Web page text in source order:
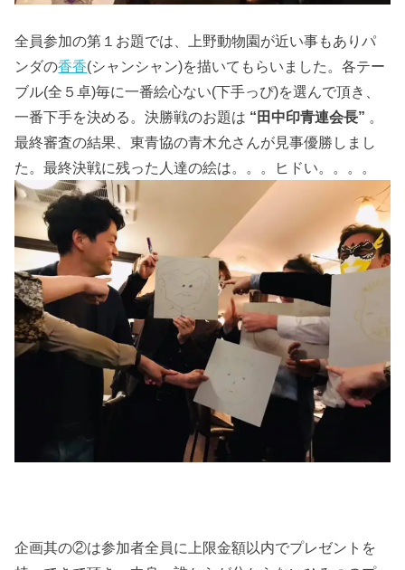
全員参加の第１お題では、上野動物園が近い事もありパ
ンダの香香(シャンシャン)を描いてもらいました。各テー
ブル(全５卓)毎に一番絵心ない(下手っぴ)を選んで頂き、
一番下手を決める。決勝戦のお題は “田中印青連会長” 。
最終審査の結果、東青協の青木允さんが見事優勝しまし
た。最終決戦に残った人達の絵は。。。ヒドい。。。。
企画其の②は参加者全員に上限金額以内でプレゼントを